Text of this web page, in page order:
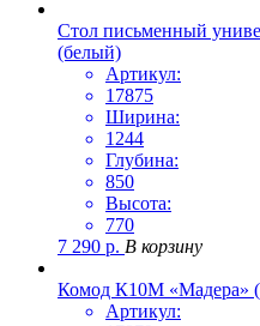
Стол письменный
(белый)
Артикул:
17875
Ширина:
1244
Глубина:
850
Высота:
770
7 290 р. В корзину
Комод К10М «Мадера»
Артикул: